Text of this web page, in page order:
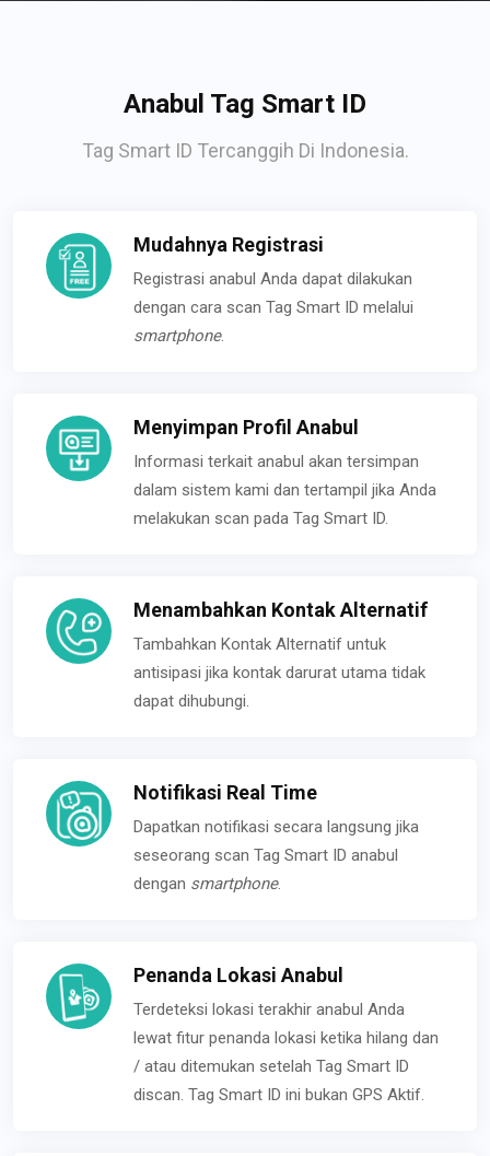
Anabul Tag Smart ID
Tag Smart ID Tercanggih Di Indonesia.
Mudahnya Registrasi
Registrasi anabul Anda dapat dilakukan
dengan cara scan Tag Smart ID melalui
smartphone.
Menyimpan Profil Anabul
Informasi terkait anabul akan tersimpan
dalam sistem kami dan tertampil jika Anda
melakukan scan pada Tag Smart ID.
Menambahkan Kontak Alternatif
Tambahkan Kontak Alternatif untuk
antisipasi jika kontak darurat utama tidak
dapat dihubungi.
Notifikasi Real Time
Dapatkan notifikasi secara langsung jika
seseorang scan Tag Smart ID anabul
dengan smartphone.
Penanda Lokasi Anabul
Terdeteksi lokasi terakhir anabul Anda
lewat fitur penanda lokasi ketika hilang dan
/ atau ditemukan setelah Tag Smart ID
discan. Tag Smart ID ini bukan GPS Aktif.